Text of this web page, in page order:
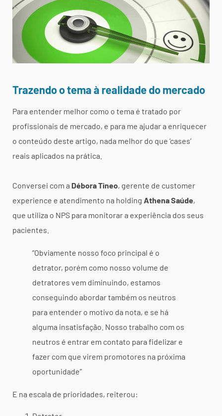
Trazendo o tema à realidade do mercado
Para entender melhor como o tema é tratado por
profissionais de mercado, e para me ajudar a enriquecer
o conteúdo deste artigo, nada melhor do que ‘cases’
reais aplicados na prática.
Conversei com a Débora Tineo, gerente de customer
experience e atendimento na holding Athena Saúde,
que utiliza o NPS para monitorar a experiência dos seus
pacientes.
“Obviamente nosso foco principal é o
detrator, porém como nosso volume de
detratores vem diminuindo, estamos
conseguindo abordar também os neutros
para entender o motivo da nota, e se há
alguma insatisfação. Nosso trabalho com os
neutros é entrar em contato para fidelizar e
fazer com que virem promotores na próxima
oportunidade”
E na escala de prioridades, reiterou: